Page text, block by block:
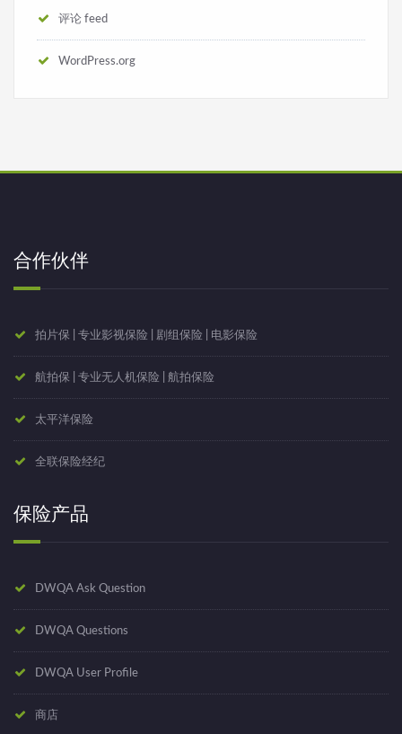
评论 feed
WordPress.org
合作伙伴
拍片保 | 专业影视保险 | 剧组保险 | 电影保险
航拍保 | 专业无人机保险 | 航拍保险
太平洋保险
全联保险经纪
保险产品
DWQA Ask Question
DWQA Questions
DWQA User Profile
商店